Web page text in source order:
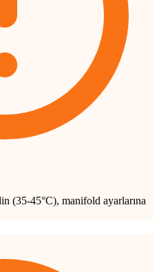
(35-45°C), manifold ayarlarına